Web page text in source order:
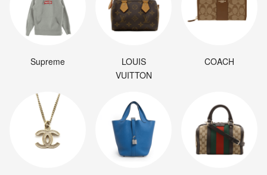
Supreme
LOUIS
VUITTON
COACH